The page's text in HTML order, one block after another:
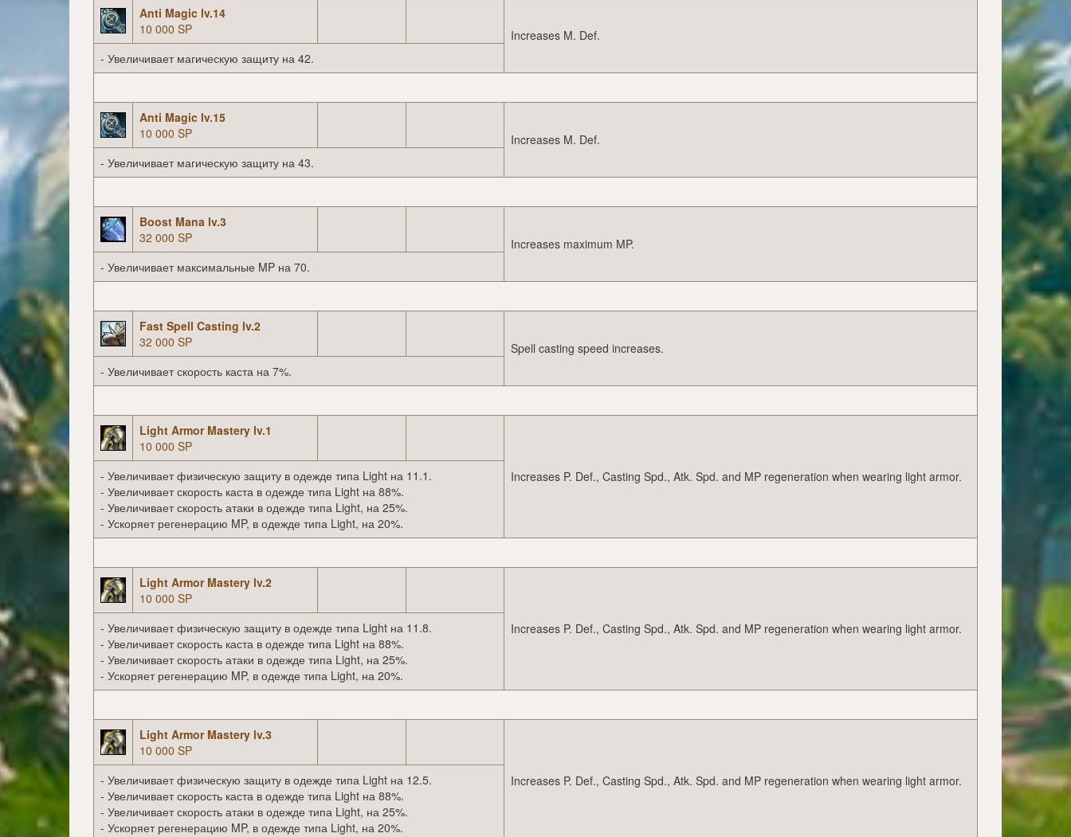
Anti Magic lv.14
10 000 SP
Increases M. Def.
- Увеличивает магическую защиту на 42.
Anti Magic lv.15
10 000 SP
Increases M. Def.
- Увеличивает магическую защиту на 43.
Boost Mana lv.3
32 000 SP
Increases maximum MP.
- Увеличивает максимальные MP на 70.
Fast Spell Casting lv.2
32 000 SP
Spell casting speed increases.
- Увеличивает скорость каста на 7%.
Light Armor Mastery lv.1
10 000 SP
Increases P. Def., Casting Spd., Atk. Spd. and MP regeneration when wearing light armor.
- Увеличивает физическую защиту в одежде типа Light на 11.1.
- Увеличивает скорость каста в одежде типа Light на 88%.
- Увеличивает скорость атаки в одежде типа Light, на 25%.
- Ускоряет регенерацию MP, в одежде типа Light, на 20%.
Light Armor Mastery lv.2
10 000 SP
Increases P. Def., Casting Spd., Atk. Spd. and MP regeneration when wearing light armor.
- Увеличивает физическую защиту в одежде типа Light на 11.8.
- Увеличивает скорость каста в одежде типа Light на 88%.
- Увеличивает скорость атаки в одежде типа Light, на 25%.
- Ускоряет регенерацию MP, в одежде типа Light, на 20%.
Light Armor Mastery lv.3
10 000 SP
Increases P. Def., Casting Spd., Atk. Spd. and MP regeneration when wearing light armor.
- Увеличивает физическую защиту в одежде типа Light на 12.5.
- Увеличивает скорость каста в одежде типа Light на 88%.
- Увеличивает скорость атаки в одежде типа Light, на 25%.
- Ускоряет регенерацию MP, в одежде типа Light, на 20%.